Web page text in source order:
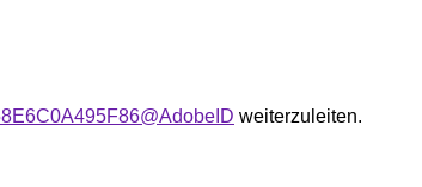
weiterzuleiten.